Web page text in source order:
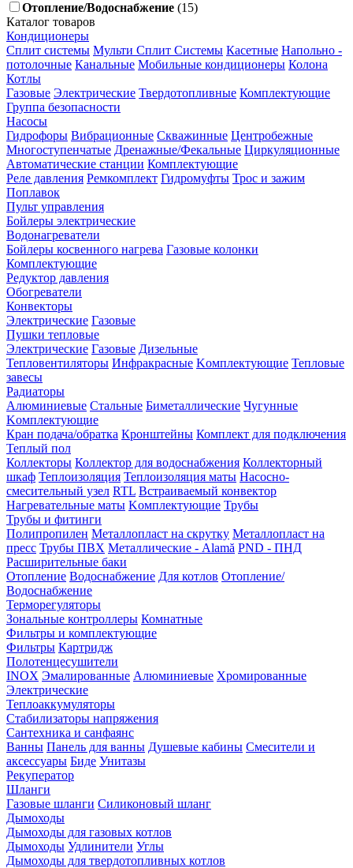
Отопление/Водоснабжение (15)
Каталог товаров
Кондиционеры
Сплит системы Мульти Сплит Системы Касетные Напольно -
потолочные Канальные Мобильные кондиционеры Колона
Котлы
Газовые Электрические Твердотопливные Комплектующие
Группа безопасности
Насосы
Гидрофоры Вибрационные Скважинные Центробежные
Многоступенчатые Дренажные/Фекальные Циркуляционные
Автоматические станции Комплектующие
Реле давления Ремкомплект Гидромуфты Трос и зажим
Поплавок
Пульт управления
Бойлеры электрические
Водонагреватели
Бойлеры косвенного нагрева Газовые колонки
Комплектующие
Редуктор давления
Обогреватели
Конвекторы
Электрические Газовые
Пушки тепловые
Электрические Газовые Дизельные
Тепловентиляторы Инфракрасные Kомплектующие Тепловые
завесы
Радиаторы
Алюминиевые Стальные Биметаллические Чугунные
Kомплектующие
Кран подача/обратка Кронштейны Комплект для подключения
Теплый пол
Коллекторы Коллектор для водоснабжения Коллекторный
шкаф Теплоизоляция Теплоизоляция маты Насосно-
смесительный узел RTL Встраиваемый конвектор
Нагревательные маты Kомплектующие Трубы
Трубы и фитинги
Полипропилен Металлопласт на скрутку Металлопласт на
пресс Трубы ПВХ Металлические - Alamă PND - ПНД
Расширительные баки
Отопление Водоснабжение Для котлов Отопление/
Водоснабжение
Терморегуляторы
Зональные контроллеры Комнатные
Фильтры и комплектующие
Фильтры Картридж
Полотенцесушители
INOX Эмалированные Алюминиевые Хромированные
Электрические
Теплоаккумуляторы
Стабилизаторы напряжения
Сантехника и санфаянс
Ванны Панель для ванны Душевые кабины Смесители и
аксессуары Биде Унитазы
Рекуператор
Шланги
Газовые шланги Силиконовый шланг
Дымоходы
Дымоходы для газовых котлов
Дымоходы Удлинители Углы
Дымоходы для твердотопливных котлов